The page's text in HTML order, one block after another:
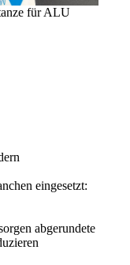
für ALU
eingesetzt:
abgerundete